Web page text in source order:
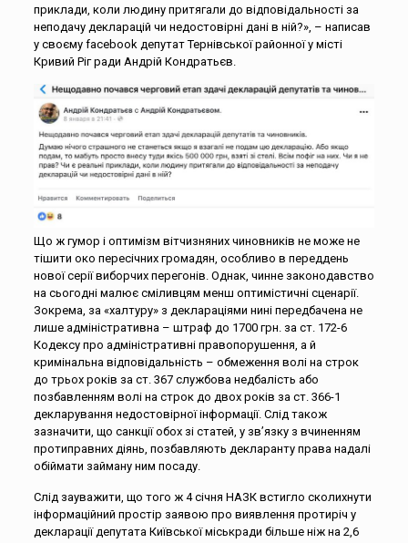
приклади, коли людину притягали до відповідальності за
неподачу декларацій чи недостовірні дані в ній?», – написав
у своєму facebook депутат Тернівської районної у місті
Кривий Ріг ради Андрій Кондратьєв.
Що ж гумор і оптимізм вітчизняних чиновників не може не
тішити око пересічних громадян, особливо в переддень
нової серії виборчих перегонів. Однак, чинне законодавство
на сьогодні малює сміливцям менш оптимістичні сценарії.
Зокрема, за «халтуру» з деклараціями нині передбачена не
лише адміністративна – штраф до 1700 грн. за ст. 172-6
Кодексу про адміністративні правопорушення, а й
кримінальна відповідальність – обмеження волі на строк
до трьох років за ст. 367 службова недбалість або
позбавленням волі на строк до двох років за ст. 366-1
декларування недостовірної інформації. Слід також
зазначити, що санкції обох зі статей, у зв’язку з вчиненням
протиправних діянь, позбавляють декларанту права надалі
обіймати займану ним посаду.
Слід зауважити, що того ж 4 січня НАЗК встигло сколихнути
інформаційний простір заявою про виявлення протиріч у
декларації депутата Київської міськради більше ніж на 2,6